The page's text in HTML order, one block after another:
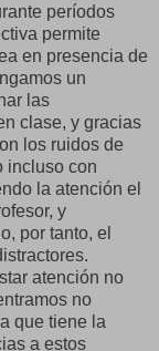
períodos
permite
en presencia de
un
las
clase, y gracias
los ruidos de
incluso con
la atención el
y
por tanto, el
atención no
no
que tiene la
a estos